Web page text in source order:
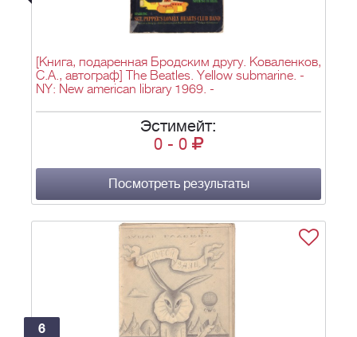
[Книга, подаренная Бродским другу. Коваленков,
С.А., автограф] The Beatles. Yellow submarine. -
NY: New american library 1969. -
Эстимейт:
0 - 0
Посмотреть результаты
6